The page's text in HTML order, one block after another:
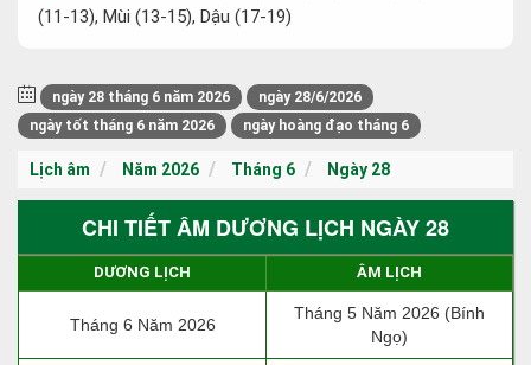
(11-13), Mùi (13-15), Dậu (17-19)
ngày 28 tháng 6 năm 2026
ngày 28/6/2026
ngày tốt tháng 6 năm 2026
ngày hoàng đạo tháng 6
Lịch âm Năm 2026 Tháng 6 Ngày 28
CHI TIẾT ÂM DƯƠNG LỊCH NGÀY 28
DƯƠNG LỊCH ÂM LỊCH
Tháng 6 Năm 2026
Tháng 5 Năm 2026 (Bính
Ngọ)